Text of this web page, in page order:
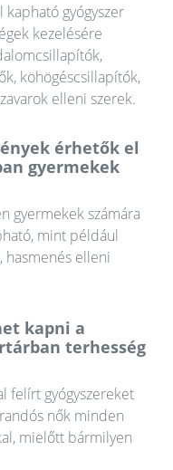
kapható gyógyszer
kezelésére
köhögéscsillapítók,
elleni szerek.
érhetők el
gyermekek
gyermekek számára
mint például
hasmenés elleni
kapni a
terhesség
felírt gyógyszereket
nők minden
mielőtt bármilyen